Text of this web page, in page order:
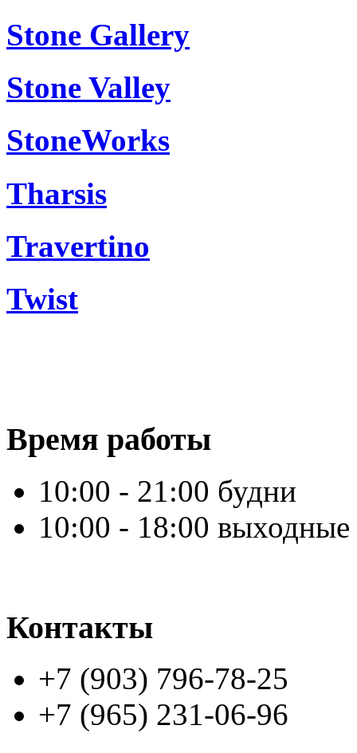
Stone Gallery
Stone Valley
StoneWorks
Tharsis
Travertino
Twist
Время работы
10:00 - 21:00 будни
10:00 - 18:00 выходные
Контакты
+7 (903) 796-78-25
+7 (965) 231-06-96